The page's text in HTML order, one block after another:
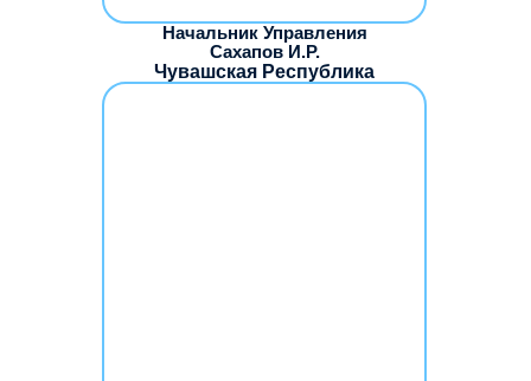
Начальник Управления
Сахапов И.Р.
Чувашская Республика